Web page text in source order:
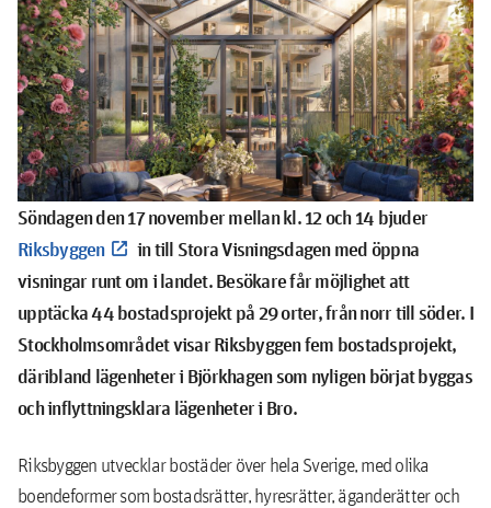
Söndagen den 17 november mellan kl. 12 och 14 bjuder
Riksbyggen
in till Stora Visningsdagen med öppna
visningar runt om i landet. Besökare får möjlighet att
upptäcka 44 bostadsprojekt på 29 orter, från norr till söder. I
Stockholmsområdet visar Riksbyggen fem bostadsprojekt,
däribland lägenheter i Björkhagen som nyligen börjat byggas
och inflyttningsklara lägenheter i Bro.
Riksbyggen utvecklar bostäder över hela Sverige, med olika
boendeformer som bostadsrätter, hyresrätter, äganderätter och